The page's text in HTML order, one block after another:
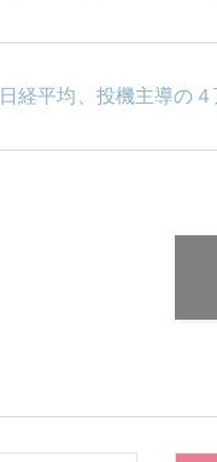
日経平均、投機主導の